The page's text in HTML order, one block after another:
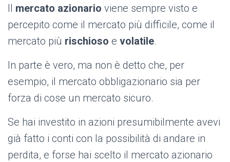
Il mercato azionario viene sempre visto e
percepito come il mercato più difficile, come il
mercato più rischioso e volatile.
In parte è vero, ma non è detto che, per
esempio, il mercato obbligazionario sia per
forza di cose un mercato sicuro.
Se hai investito in azioni presumibilmente avevi
già fatto i conti con la possibilità di andare in
perdita, e forse hai scelto il mercato azionario